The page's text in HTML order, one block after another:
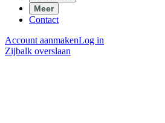
Meer
Contact
Account aanmakenLog in
Zijbalk overslaan